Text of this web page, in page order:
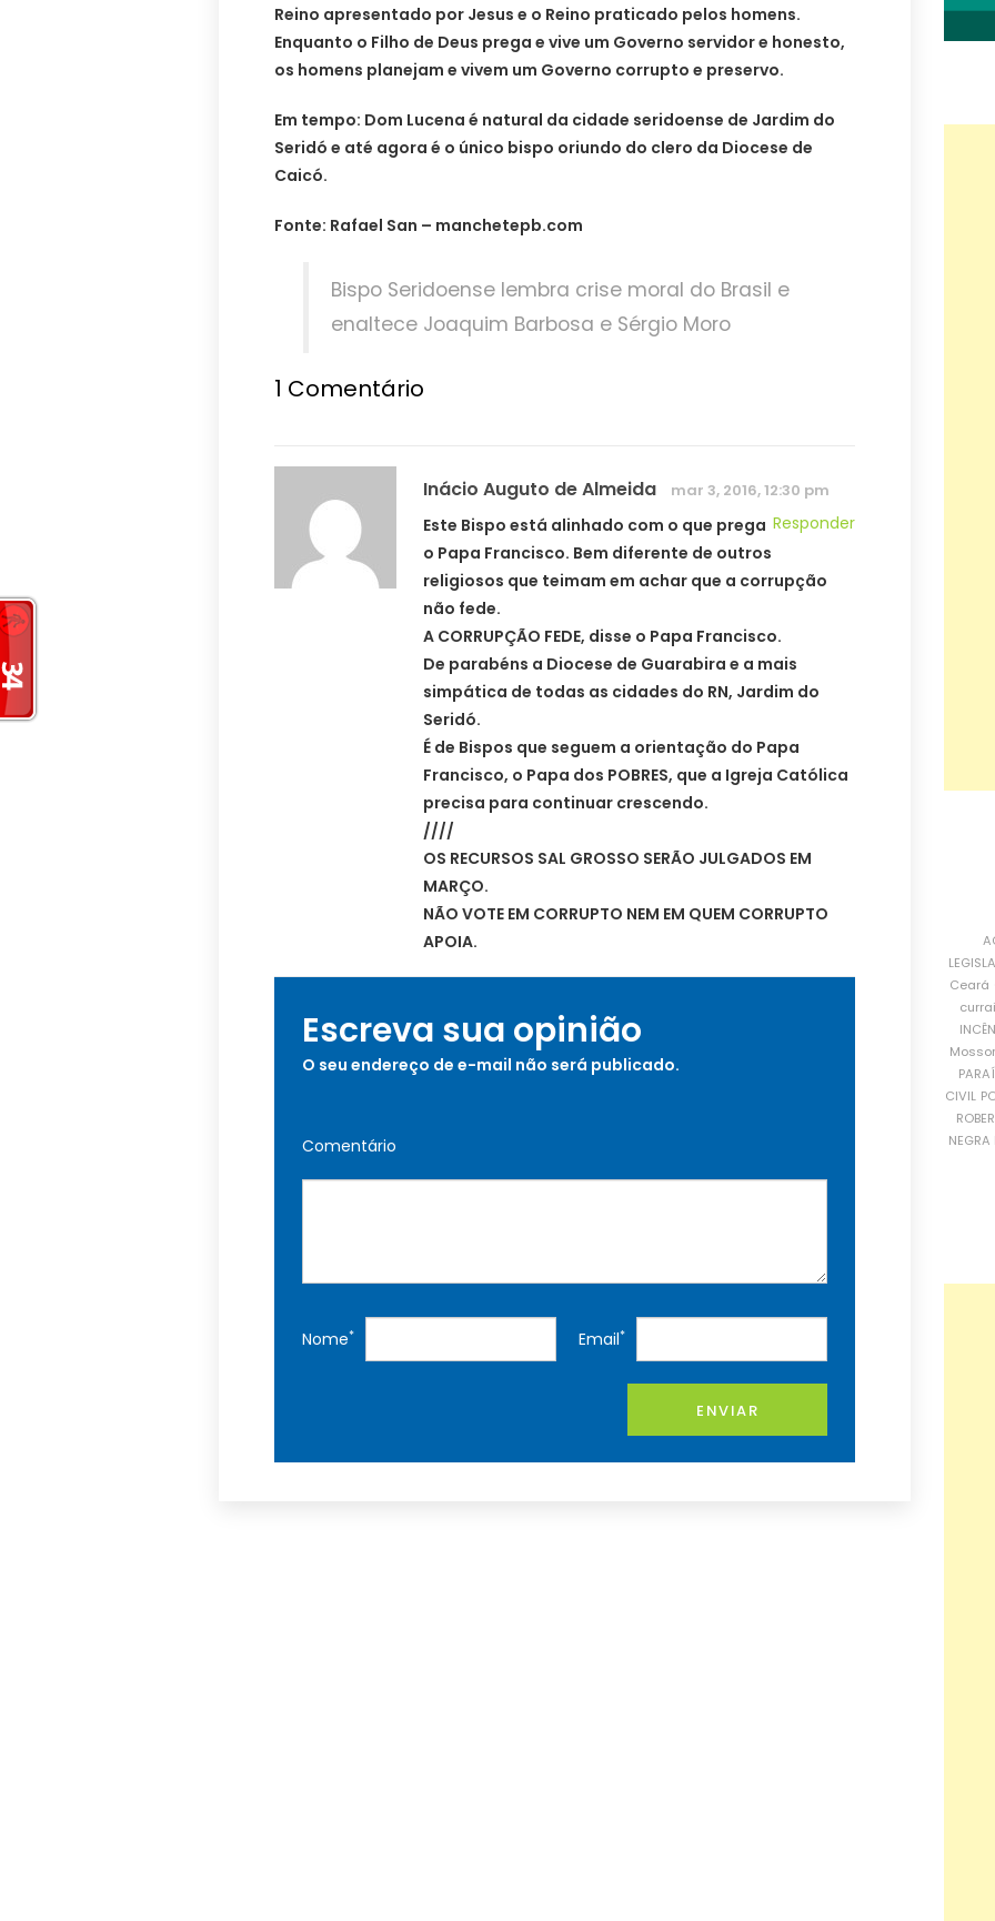
Reino apresentado por Jesus e o Reino praticado pelos homens.
Enquanto o Filho de Deus prega e vive um Governo servidor e honesto,
os homens planejam e vivem um Governo corrupto e preservo.
Em tempo: Dom Lucena é natural da cidade seridoense de Jardim do
Seridó e até agora é o único bispo oriundo do clero da Diocese de
Caicó.
Fonte: Rafael San – manchetepb.com
Bispo Seridoense lembra crise moral do Brasil e
enaltece Joaquim Barbosa e Sérgio Moro
1 Comentário
Inácio Auguto de Almeida mar 3, 2016, 12:30 pm
Responder
Este Bispo está alinhado com o que prega
o Papa Francisco. Bem diferente de outros
religiosos que teimam em achar que a corrupção
não fede.
A CORRUPÇÃO FEDE, disse o Papa Francisco.
De parabéns a Diocese de Guarabira e a mais
simpática de todas as cidades do RN, Jardim do
Seridó.
É de Bispos que seguem a orientação do Papa
Francisco, o Papa dos POBRES, que a Igreja Católica
precisa para continuar crescendo.
////
OS RECURSOS SAL GROSSO SERÃO JULGADOS EM
MARÇO.
NÃO VOTE EM CORRUPTO NEM EM QUEM CORRUPTO
APOIA.
Escreva sua opinião
O seu endereço de e-mail não será publicado.
Comentário
Nome* Email*
ENVIAR
Ceará
CIVIL
NEGRA